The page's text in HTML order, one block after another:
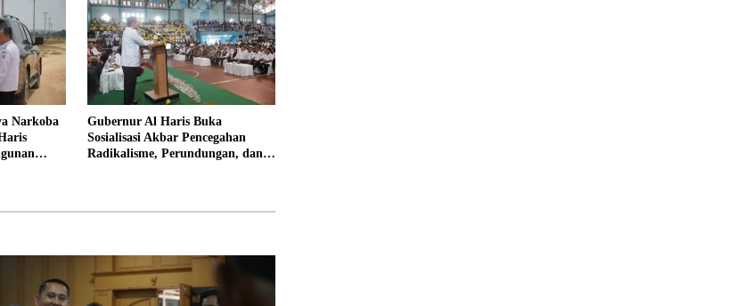
Narkoba
Gubernur Al Haris Buka
Sosialisasi Akbar Pencegahan
Radikalisme, Perundungan, dan